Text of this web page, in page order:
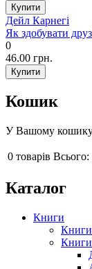
Дейл Карнегі
Як здобувати
0
46.00 грн.
Кошик
У Вашому кошику
0 товарів Всього:
Каталог
Книги
Книги
Книги